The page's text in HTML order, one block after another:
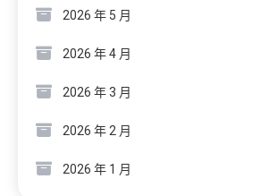
2026 年 5 月
2026 年 4 月
2026 年 3 月
2026 年 2 月
2026 年 1 月